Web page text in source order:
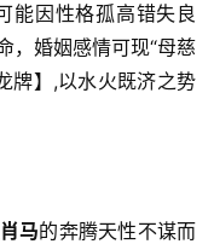
能因性格孤高错失良
，婚姻感情可现“母慈
牌】,以水火既济之势
马的奔腾天性不谋而